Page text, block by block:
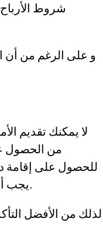
شروط
و على الرغم من أن
لا يمكنك تقديم
من الحصول
للحصول على إقامة
يجب أن بتجاوز مجموع أملاكك 300% من الحد الأدنى لشروط الأرباح السنوية.